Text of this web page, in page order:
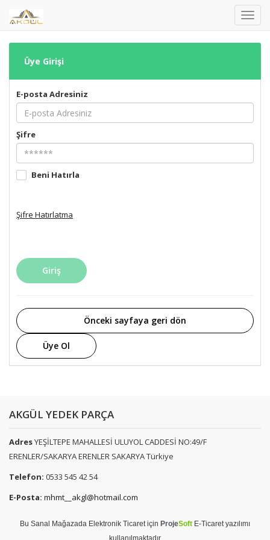
Üye Girişi
E-posta Adresiniz
Şifre
Beni Hatırla
Şifre Hatırlatma
Giriş
Önceki sayfaya geri dön
Üye Ol
AKGÜL YEDEK PARÇA
AdresYEŞİLTEPE MAHALLESİ ULUYOL CADDESİ NO:49/F
ERENLER/SAKARYA ERENLER SAKARYA Türkiye
Telefon: 0533 545 42 54
E-Posta: mhmt__akgl@hotmail.com
Bu Sanal Mağazada Elektronik Ticaretiçin ProjeSoft E-Ticaretyazılımı
kullanılmaktadır